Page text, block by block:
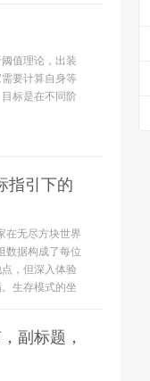
值理论，出装
要计算自身等
标是在不同阶
指引下的
在无尽方块世界
数据构成了每位
，但深入体验
生存模式的坐
副标题，